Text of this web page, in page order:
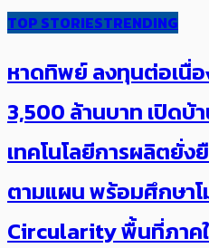
TOP STORIESTRENDING
หาดทิพย์ ลงทุนต่อเนื่
3,500 ล้านบาท เปิดบ้
เทคโนโลยีการผลิตยั่ง
ตามแผน พร้อมศึกษาโ
Circularity พื้นที่ภาค